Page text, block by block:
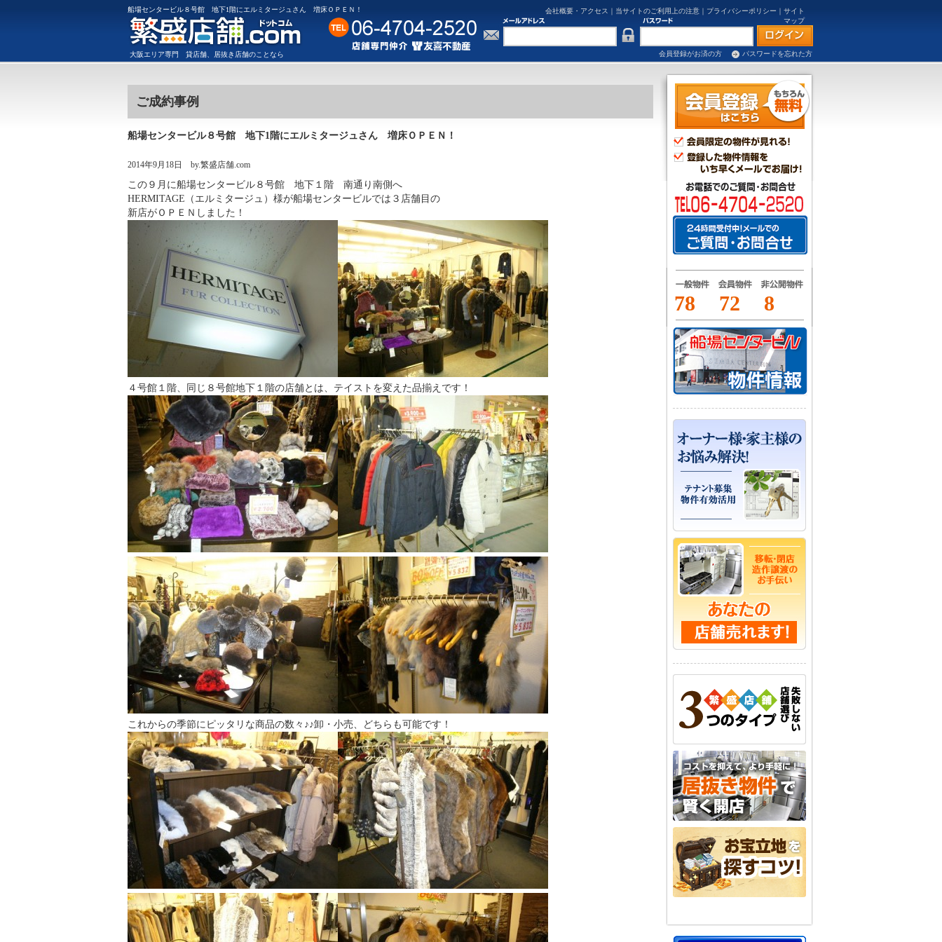
船場センタービル８号館 地下1階にエルミタージュさん 増床ＯＰＥＮ！
大阪エリア専門 貸店舗 居抜き店舗のことなら
会社概要・アクセス ｜ 当サイトのご利用上の注意 ｜ プライバシーポリシー ｜ サイト
マップ
会員登録がお済の方 パスワードを忘れた方
ご成約事例
船場センタービル８号館 地下1階にエルミタージュさん 増床ＯＰＥＮ！
2014年9月18日 by.繁盛店舗.com
この９月に船場センタービル８号館 地下１階 南通り南側へ
HERMITAGE（エルミタージュ）様が船場センタービルでは３店舗目の
新店がＯＰＥＮしました！
４号館１階、同じ８号館地下１階の店舗とは、テイストを変えた品揃えです！
これからの季節にピッタリな商品の数々♪♪卸・小売、どちらも可能です！
78 72 8